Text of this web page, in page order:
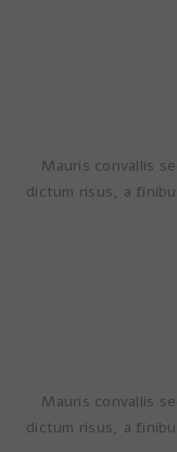
Mauris convallis
dictum risus, a
Mauris convallis
dictum risus, a